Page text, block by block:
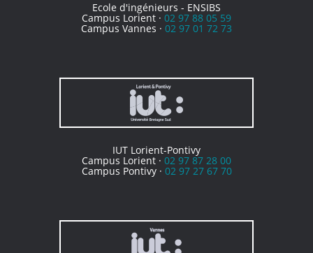
Ecole d'ingénieurs - ENSIBS
Campus Lorient · 02 97 88 05 59
Campus Vannes · 02 97 01 72 73
IUT Lorient-Pontivy
Campus Lorient · 02 97 87 28 00
Campus Pontivy · 02 97 27 67 70